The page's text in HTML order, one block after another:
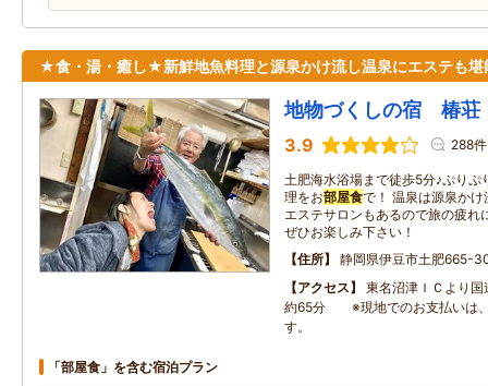
★食・湯・癒し★新鮮地魚料理と源泉かけ流し温泉にエステも堪
地物づくしの宿 椿荘
3.9 288件
土肥海水浴場まで徒歩5分♪ぷりぷ
理をお部屋食で！ 温泉は源泉か
エステサロンもあるので旅の疲
ぜひお楽しみ下さい！
住所
静岡県伊豆市土肥665-
アクセス
東名沼津ＩＣより
約65分 ※現地でのお支払いは、
す。
「部屋食」を含む宿泊プラン